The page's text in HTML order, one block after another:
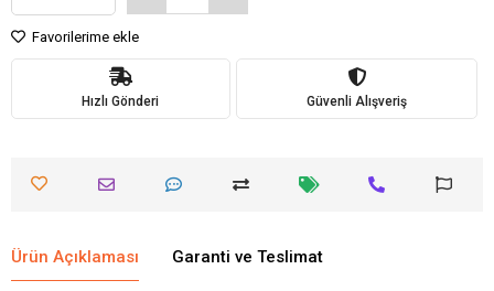
Favorilerime ekle
Hızlı Gönderi Güvenli Alışveriş
Ürün Açıklaması Garanti ve Teslimat